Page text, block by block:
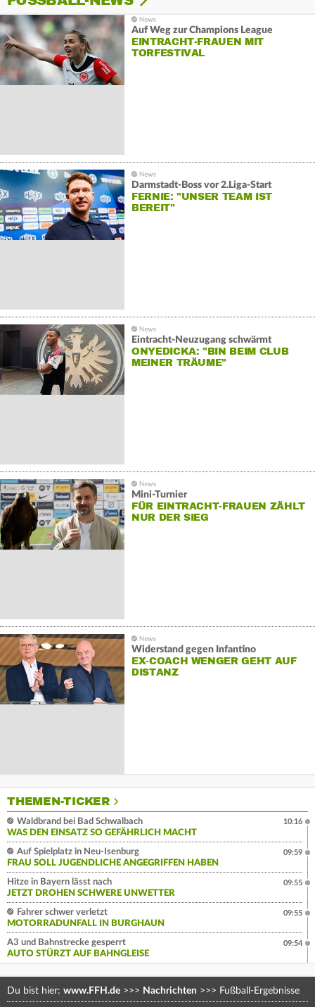
Auf Weg zur Champions League
EINTRACHT-FRAUEN MIT
TORFESTIVAL
Darmstadt-Boss vor 2.Liga-Start
FERNIE: "UNSER TEAM IST
BEREIT"
Eintracht-Neuzugang schwärmt
ONYEDICKA: "BIN BEIM CLUB
MEINER TRÄUME"
Mini-Turnier
FÜR EINTRACHT-FRAUEN ZÄHLT
NUR DER SIEG
Widerstand gegen Infantino
EX-COACH WENGER GEHT AUF
DISTANZ
THEMEN-TICKER
Waldbrand bei Bad Schwalbach
WAS DEN EINSATZ SO GEFÄHRLICH MACHT
10:16
Auf Spielplatz in Neu-Isenburg
FRAU SOLL JUGENDLICHE ANGEGRIFFEN HABEN
09:59
Hitze in Bayern lässt nach
JETZT DROHEN SCHWERE UNWETTER
09:55
Fahrer schwer verletzt
MOTORRADUNFALL IN BURGHAUN
09:55
A3 und Bahnstrecke gesperrt
AUTO STÜRZT AUF BAHNGLEISE
09:54
Du bist hier: www.FFH.de >>> Nachrichten >>> Fußball-Ergebnisse